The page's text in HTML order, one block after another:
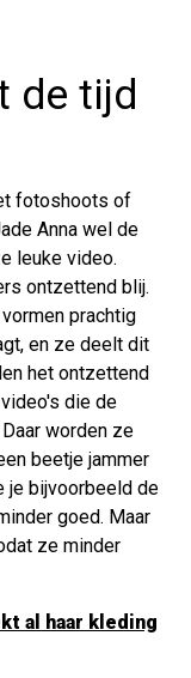
de tijd
fotoshoots of
Anna wel de
leuke video.
ontzettend blij.
prachtig
en ze deelt dit
het ontzettend
die de
worden ze
beetje jammer
je bijvoorbeeld de
goed. Maar
ze minder
al haar kleding